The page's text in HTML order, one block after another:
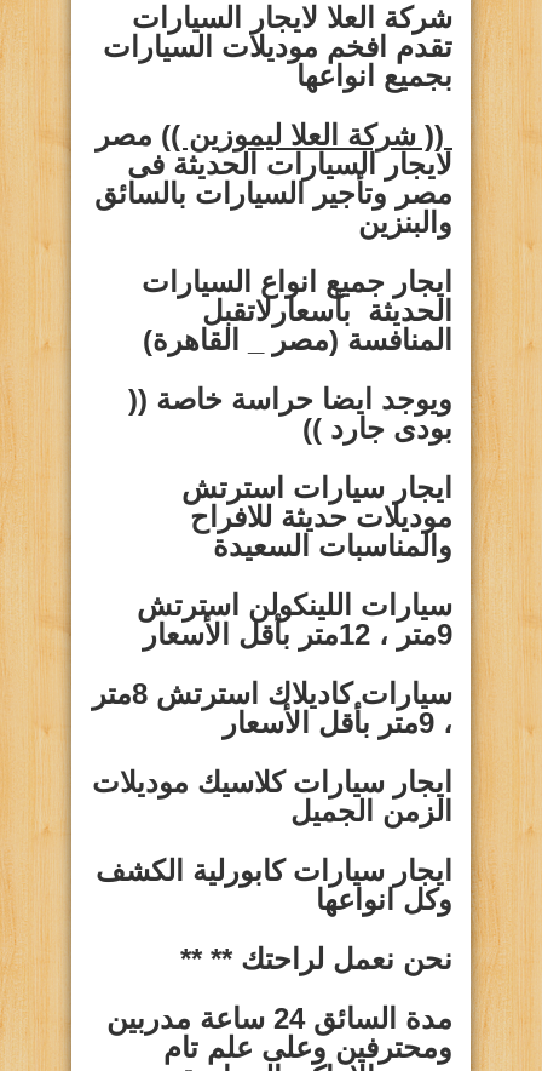
شركة العلا لايجار السيارات
تقدم افخم موديلات السيارات
بجميع انواعها
(( شركة العلا ليموزين )) مصر
لايجار السيارات الحديثة فى
مصر وتأجير السيارات بالسائق
والبنزين
ايجار جميع انواع السيارات
الحديثة بأسعارلاتقبل
المنافسة (مصر _ القاهرة)
ويوجد ايضا حراسة خاصة ((
بودى جارد ))
ايجار سيارات استرتش
موديلات حديثة للافراح
والمناسبات السعيدة
سيارات اللينكولن استرتش
9متر ، 12متر بأقل الأسعار
سيارات
كاديلاك استرتش 8متر
، 9متر بأقل الأسعار
ايجار سياراتكلاسيك موديلات
الزمن الجميل
ايجار سياراتكابورلية الكشف
وكل انواعها
نحن نعمل لراحتك ** **
مدة السائق 24 ساعة مدربين
ومحترفين وعلى علم تام